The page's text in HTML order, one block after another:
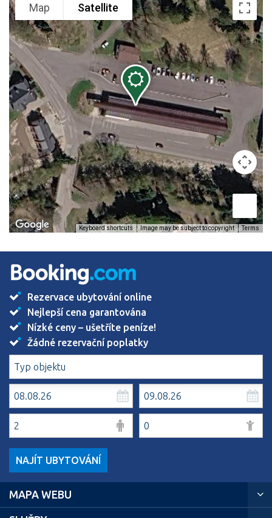
Map Satellite
Keyboard shortcuts Image may be subject to copyright Terms
Rezervace ubytování online
Nejlepší cena garantována
Nízké ceny – ušetříte peníze!
Žádné rezervační poplatky
NAJÍT UBYTOVÁNÍ
MAPA WEBU